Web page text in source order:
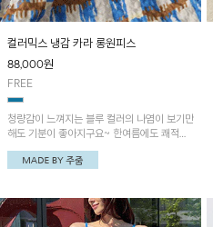
컬러믹스 냉감 카라 롱원피스
88,000원
FREE
청량감이 느껴지는 블루 컬러의 나염이 보기만
해도 기분이 좋아지구요~ 한여름에도 쾌적하
게 입기 좋답니다~